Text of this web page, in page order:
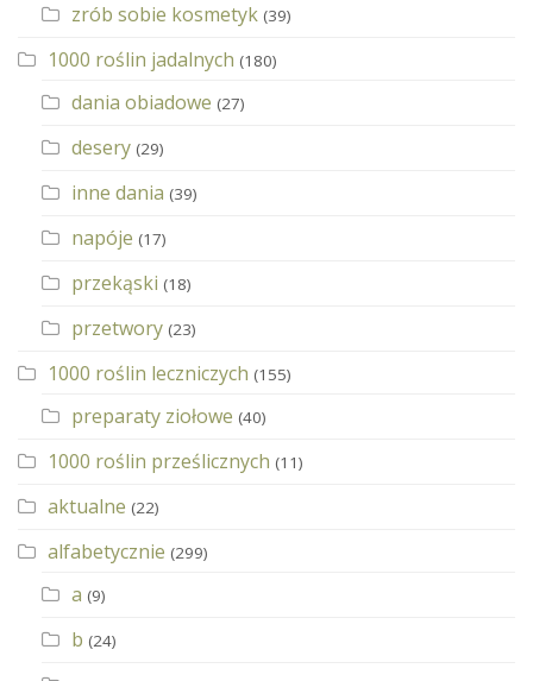
zrób sobie kosmetyk (39)
1000 roślin jadalnych (180)
dania obiadowe (27)
desery (29)
inne dania (39)
napóje (17)
przekąski (18)
przetwory (23)
1000 roślin leczniczych (155)
preparaty ziołowe (40)
1000 roślin prześlicznych (11)
aktualne (22)
alfabetycznie (299)
a (9)
b (24)